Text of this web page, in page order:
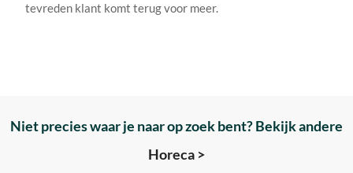
tevreden klant komt terug voor meer.
Niet precies waar je naar op zoek bent? Bekijk andere
Horeca >